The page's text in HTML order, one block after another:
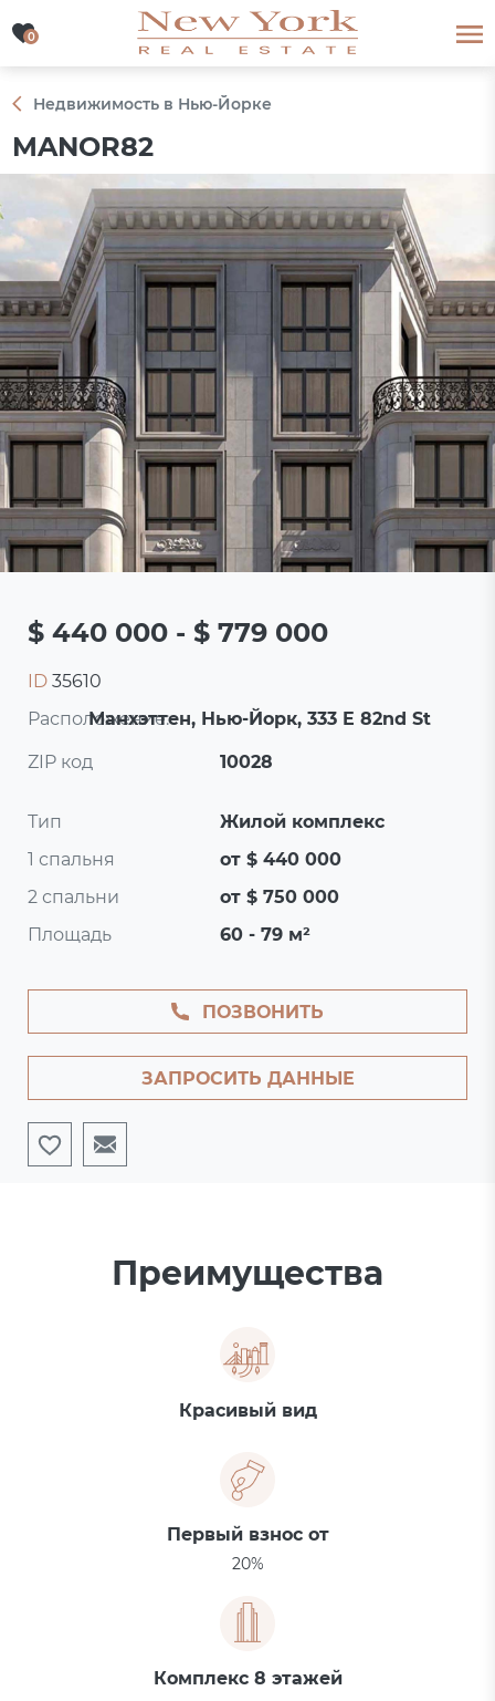
0
0
Недвижимость в Нью-Йорке
MANOR82
$ 440 000 - $ 779 000
ID 35610
Расположение:
Манхэттен, Нью-Йорк, 333 E 82nd St
ZIP код 10028
Тип
Жилой комплекс
1 спальня
от $ 440 000
2 спальни
от $ 750 000
Площадь
60 - 79 м²
ПОЗВОНИТЬ
ЗАПРОСИТЬ ДАННЫЕ
Преимущества
Красивый вид
Первый взнос от
20%
Комплекс 8 этажей